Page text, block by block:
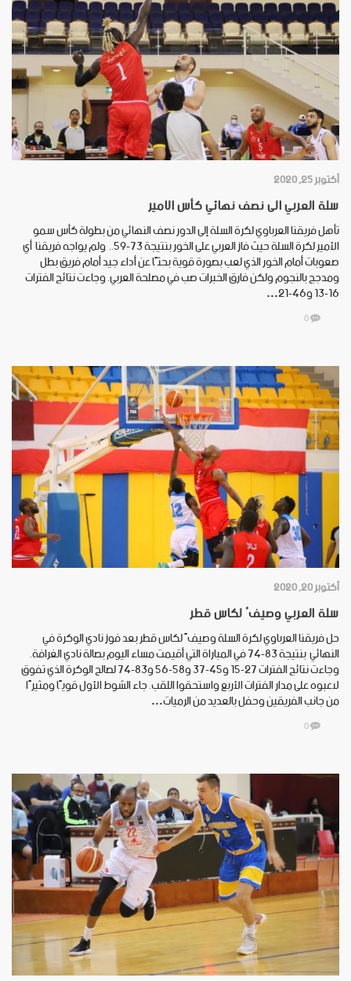
أكتوبر 25, 2020
سلة العربي الى نصف نهائي كأس الامير
تأهل فريقنا العرباوي لكرة السلة إلى الدور نصف النهائي من بطولة كأس سمو
الأمير لكرة السلة حيث فاز العربي على الخور بنتيجة 73-59.. ولم يواجه فريقنا أي
صعوبات أمام الخور الذي لعب بصورة قوية بحثًا عن أداء جيد أمام فريق بطل
ومدجج بالنجوم ولكن فارق الخبرات صب في مصلحة العربي. وجاءت نتائج الفترات
16-13 و46-21…
0
أكتوبر 20, 2020
سلة العربي وصيفُ لكاس قطر
حل فريقنا العرباوي لكرة السلة وصيفً لكاس قطر بعد فوز نادي الوكرة في
النهائي بنتيجة 83-74 في المباراة التي أقيمت مساء اليوم بصالة نادي الغرافة.
وجاءت نتائج الفترات 27-15 و45-37 و58-56 و83-74 لصالح الوكرة الذي تفوق
لاعبوه على مدار الفترات الأربع واستحقوا اللقب. جاء الشوط الأول قويًا ومثيرًا
من جانب الفريقين وحفل بالعديد من الرميات…
0